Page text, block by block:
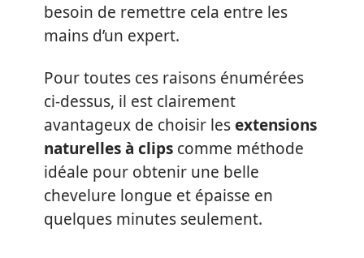
besoin de remettre cela entre les
mains d’un expert.
Pour toutes ces raisons énumérées
ci-dessus, il est clairement
avantageux de choisir lesextensions
naturelles à clips comme méthode
idéale pour obtenir une belle
chevelure longue et épaisse en
quelques minutes seulement.